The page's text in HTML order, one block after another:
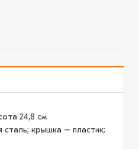
24,8 см
крышка – пластик;